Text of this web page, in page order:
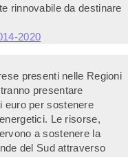
rinnovabile da destinare
2020
presenti nelle Regioni
presentare
euro per sostenere
Le risorse,
a sostenere la
del Sud attraverso